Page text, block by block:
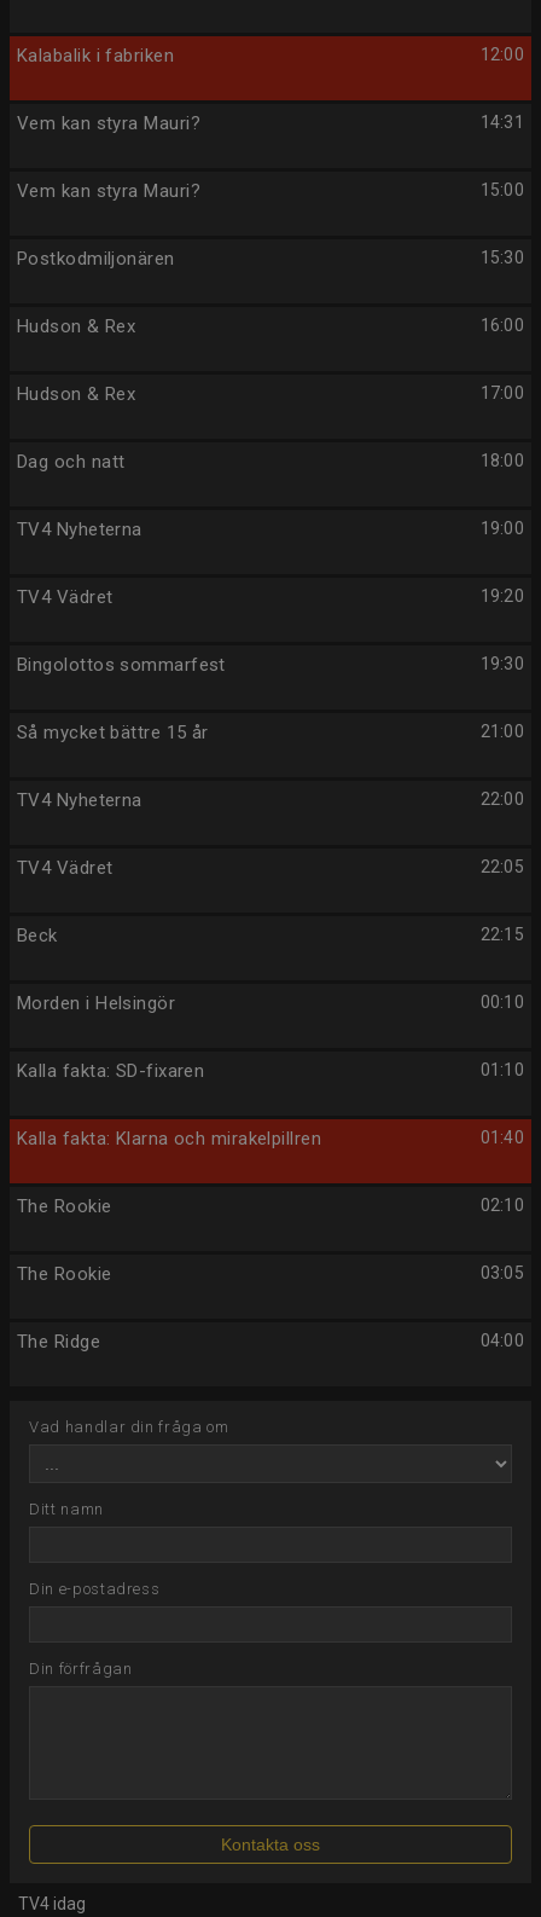
12:00
Kalabalik i fabriken
14:31
Vem kan styra Mauri?
15:00
Vem kan styra Mauri?
15:30
Postkodmiljonären
16:00
Hudson & Rex
17:00
Hudson & Rex
18:00
Dag och natt
19:00
TV4 Nyheterna
19:20
TV4 Vädret
19:30
Bingolottos sommarfest
21:00
Så mycket bättre 15 år
22:00
TV4 Nyheterna
22:05
TV4 Vädret
22:15
Beck
00:10
Morden i Helsingör
01:10
Kalla fakta: SD-fixaren
01:40
Kalla fakta: Klarna och mirakelpillren
02:10
The Rookie
03:05
The Rookie
04:00
The Ridge
Vad handlar din fråga om
Ditt namn
Din e-postadress
Din förfrågan
TV4 idag